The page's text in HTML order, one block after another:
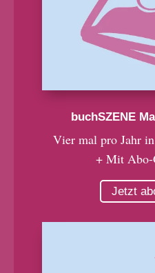
buchSZENE
Vier mal pro Jahr
+ Mit Abo-
Jetzt